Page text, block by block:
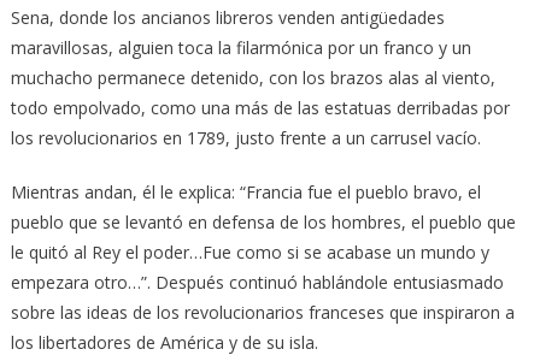
Sena, donde los ancianos libreros venden antigüedades
maravillosas, alguien toca la filarmónica por un franco y un
muchacho permanece detenido, con los brazos alas al viento,
todo empolvado, como una más de las estatuas derribadas por
los revolucionarios en 1789, justo frente a un carrusel vacío.
Mientras andan, él le explica: “Francia fue el pueblo bravo, el
pueblo que se levantó en defensa de los hombres, el pueblo que
le quitó al Rey el poder…Fue como si se acabase un mundo y
empezara otro…”. Después continuó hablándole entusiasmado
sobre las ideas de los revolucionarios franceses que inspiraron a
los libertadores de América y de su isla.